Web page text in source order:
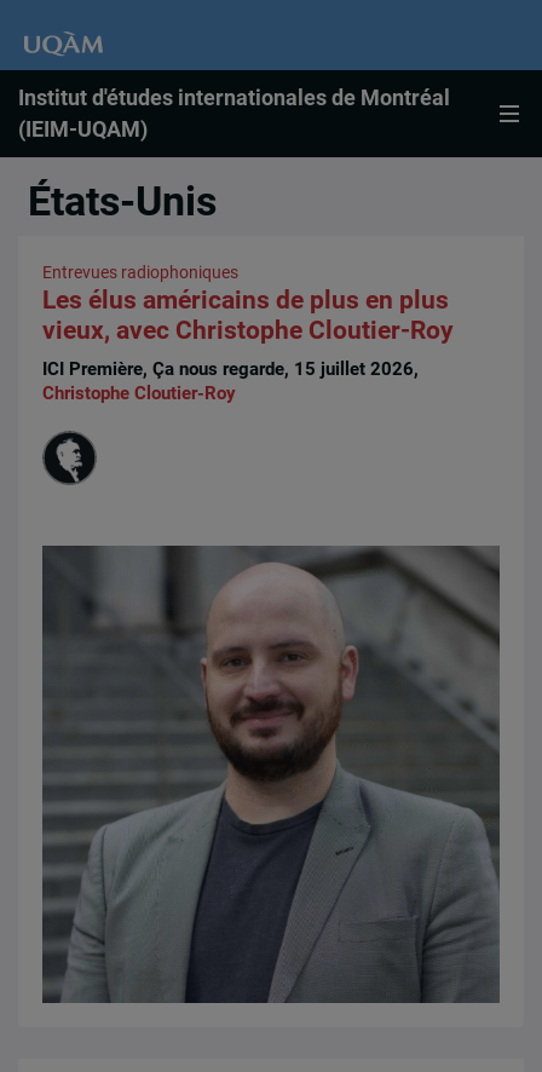
Institut d'études internationales de Montréal
(IEIM-UQAM)
États-Unis
Entrevues radiophoniques
Les élus américains de plus en plus
vieux, avec Christophe Cloutier-Roy
ICI Première, Ça nous regarde, 15 juillet 2026,
Christophe Cloutier-Roy